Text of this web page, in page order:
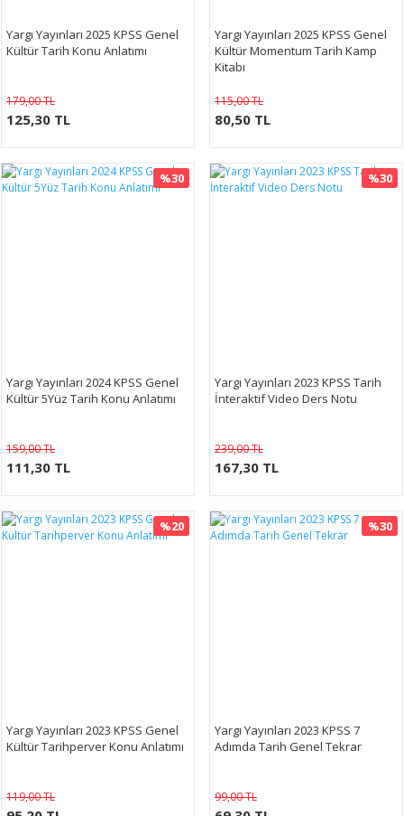
Yargı Yayınları 2025 KPSS Genel
Kültür Tarih Konu Anlatımı
179,00 TL
125,30 TL
Yargı Yayınları 2025 KPSS Genel
Kültür Momentum Tarih Kamp
Kitabı
115,00 TL
80,50 TL
%30
Yargı Yayınları 2024 KPSS Genel
Kültür 5Yüz Tarih Konu Anlatımı
159,00 TL
111,30 TL
%30
Yargı Yayınları 2023 KPSS Tarih
İnteraktif Video Ders Notu
239,00 TL
167,30 TL
%20
Yargı Yayınları 2023 KPSS Genel
Kültür Tarihperver Konu Anlatımı
119,00 TL
%30
Yargı Yayınları 2023 KPSS 7
Adımda Tarih Genel Tekrar
99,00 TL